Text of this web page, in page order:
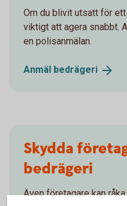
Om du blivit utsatt för
viktigt att agera snabbt.
en polisanmälan.
Anmäl bedrägeri
Skydda
bedrägeri
Även företagare kan